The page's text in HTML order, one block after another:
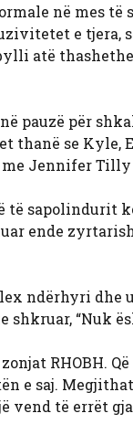
në mes të
e
atë
pauzë për
thanë se Kyle,
Jennifer Tilly
të sapolindurit
ende
ndërhyri dhe
“Nuk
RHOBH.
e saj.
të errët